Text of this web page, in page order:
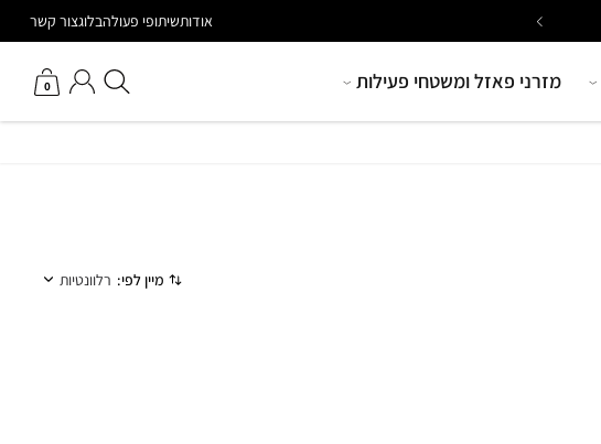
אודותשיתופי פעולהבלוגצור קשר
מזרני פאזל ומשטחי פעילות 0
החשבון שלי חיפוש באתר
מיין לפי: רלוונטיות